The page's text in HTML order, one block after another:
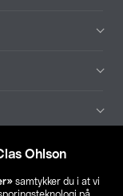
Ohlson
samtykker du i at vi